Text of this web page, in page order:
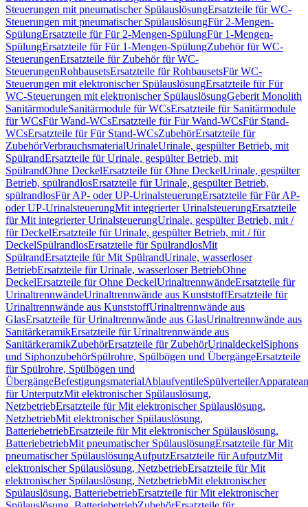
Steuerungen mit pneumatischer SpülauslösungErsatzteile für WC-
Steuerungen mit pneumatischer SpülauslösungFür 2-Mengen-
SpülungErsatzteile für Für 2-Mengen-SpülungFür 1-Mengen-
SpülungErsatzteile für Für 1-Mengen-SpülungZubehör für WC-
SteuerungenErsatzteile für Zubehör für WC-
SteuerungenRohbausetsErsatzteile für RohbausetsFür WC-
Steuerungen mit elektronischer SpülauslösungErsatzteile für Für
WC-Steuerungen mit elektronischer SpülauslösungGeberit Monolith
SanitärmoduleSanitärmodule für WCsErsatzteile für Sanitärmodule
für WCsFür Wand-WCsErsatzteile für Für Wand-WCsFür Stand-
WCsErsatzteile für Für Stand-WCsZubehörErsatzteile für
ZubehörVerbrauchsmaterialUrinaleUrinale, gespülter Betrieb, mit
SpülrandErsatzteile für Urinale, gespülter Betrieb, mit
SpülrandOhne DeckelErsatzteile für Ohne DeckelUrinale, gespülter
Betrieb, spülrandlosErsatzteile für Urinale, gespülter Betrieb,
spülrandlosFür AP- oder UP-UrinalsteuerungErsatzteile für Für AP-
oder UP-UrinalsteuerungMit integrierter UrinalsteuerungErsatzteile
für Mit integrierter UrinalsteuerungUrinale, gespülter Betrieb, mit /
für DeckelErsatzteile für Urinale, gespülter Betrieb, mit / für
DeckelSpülrandlosErsatzteile für SpülrandlosMit
SpülrandErsatzteile für Mit SpülrandUrinale, wasserloser
BetriebErsatzteile für Urinale, wasserloser BetriebOhne
DeckelErsatzteile für Ohne DeckelUrinaltrennwändeErsatzteile für
UrinaltrennwändeUrinaltrennwände aus KunststoffErsatzteile für
Urinaltrennwände aus KunststoffUrinaltrennwände aus
GlasErsatzteile für Urinaltrennwände aus GlasUrinaltrennwände aus
SanitärkeramikErsatzteile für Urinaltrennwände aus
SanitärkeramikZubehörErsatzteile für ZubehörUrinaldeckelSiphons
und SiphonzubehörSpülrohre, Spülbögen und ÜbergängeErsatzteile
für Spülrohre, Spülbögen und
ÜbergängeBefestigungsmaterialAblaufventileSpülverteiler
für UnterputzMit elektronischer Spülauslösung,
NetzbetriebErsatzteile für Mit elektronischer Spülauslösung,
NetzbetriebMit elektronischer Spülauslösung,
BatteriebetriebErsatzteile für Mit elektronischer Spülauslösung,
BatteriebetriebMit pneumatischer SpülauslösungErsatzteile für Mit
pneumatischer SpülauslösungAufputzErsatzteile für AufputzMit
elektronischer Spülauslösung, NetzbetriebErsatzteile für Mit
elektronischer Spülauslösung, NetzbetriebMit elektronischer
Spülauslösung, BatteriebetriebErsatzteile für Mit elektronischer